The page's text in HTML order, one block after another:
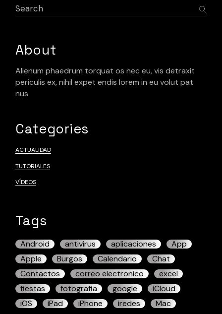
Search
About
Alienum phaedrum torquat os nec eu, vis detraxit
periculis ex, nihil expet endis lorem in eu volut pat
nus
Categories
ACTUALIDAD
TUTORIALES
VÍDEOS
Tags
Android antivirus aplicaciones
App
Apple
Burgos Calendario
Chat
Contactos
correo electronico
excel
fiestas
fotografia google
iCloud
iOS
iPad iPhone iredes
Mac